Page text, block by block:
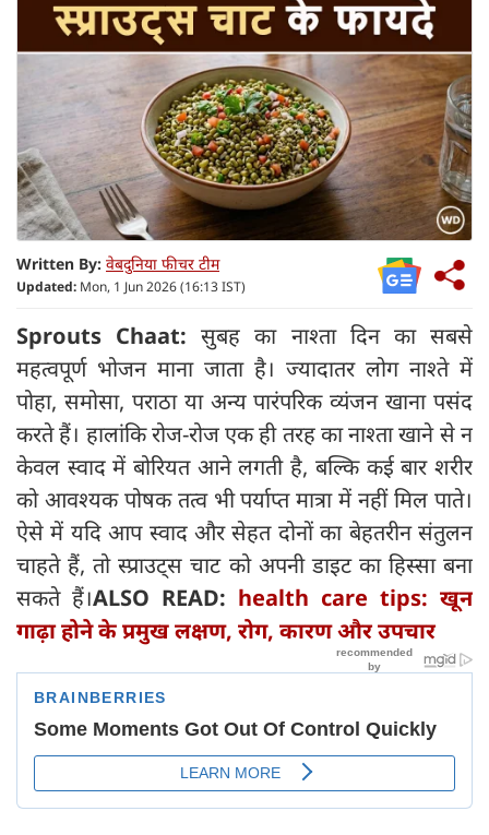
Written By: वेबदुनिया फीचर टीम
Updated: Mon, 1 Jun 2026 (16:13 IST)
Sprouts Chaat:सुबह का नाश्ता दिन का सबसे
महत्वपूर्ण भोजन माना जाता है। ज्यादातर लोग नाश्ते में
पोहा, समोसा, पराठा या अन्य पारंपरिक व्यंजन खाना पसंद
करते हैं। हालांकि रोज-रोज एक ही तरह का नाश्ता खाने से न
केवल स्वाद में बोरियत आने लगती है, बल्कि कई बार शरीर
को आवश्यक पोषक तत्व भी पर्याप्त मात्रा में नहीं मिल पाते।
ऐसे में यदि आप स्वाद और सेहत दोनों का बेहतरीन संतुलन
चाहते हैं, तो स्प्राउट्स चाट को अपनी डाइट का हिस्सा बना
सकते हैं।ALSO READ: health care tips: खून
गाढ़ा होने के प्रमुख लक्षण, रोग, कारण और उपचार